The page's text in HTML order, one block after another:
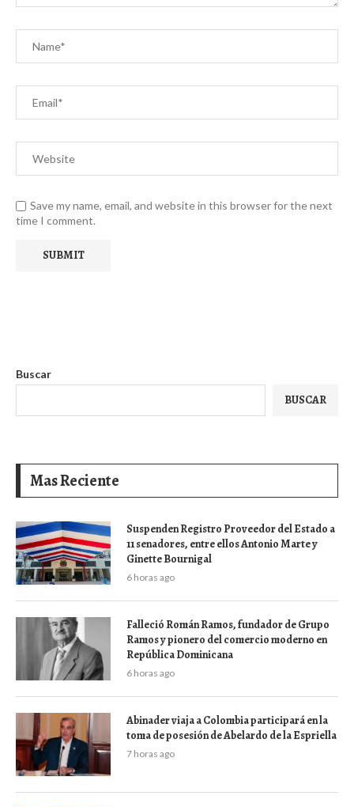
Save my name, email, and website in this browser for the next
time I comment.
Buscar
BUSCAR
Mas Reciente
Suspenden Registro Proveedor del Estado a
11 senadores, entre ellos Antonio Marte y
Ginette Bournigal
6 horas ago
Falleció Román Ramos, fundador de Grupo
Ramos y pionero del comercio moderno en
República Dominicana
6 horas ago
Abinader viaja a Colombia participará en la
toma de posesión de Abelardo de la Espriella
7 horas ago